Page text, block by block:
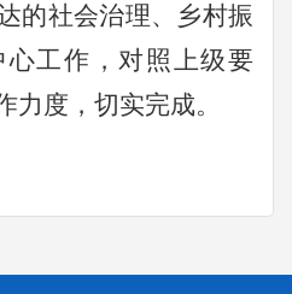
的社会治理、乡村振
工作，对照上级要
力度，切实完成。